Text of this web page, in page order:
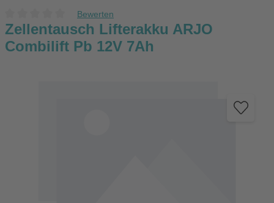
Durchschnittliche Bewertung von 0 von 5 Sternen
Bewerten
Zellentausch Lifterakku ARJO
Combilift Pb 12V 7Ah